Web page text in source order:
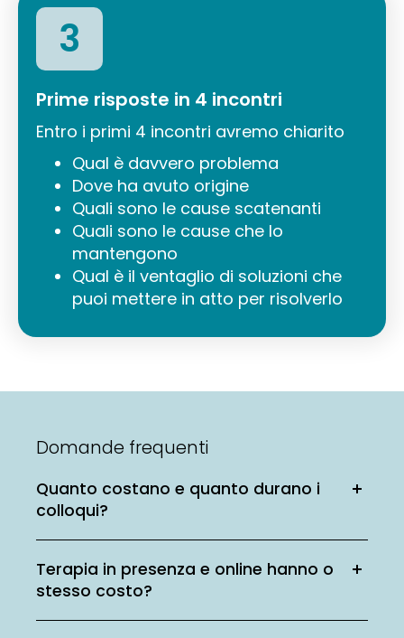
3
Prime risposte in 4 incontri
Entro i primi 4 incontri avremo chiarito
Qual è davvero problema
Dove ha avuto origine
Quali sono le cause scatenanti
Quali sono le cause che lo
mantengono
Qual è il ventaglio di soluzioni che
puoi mettere in atto per risolverlo
Domande frequenti
Quanto costano e quanto durano i
colloqui?
Terapia in presenza e online hanno o
stesso costo?